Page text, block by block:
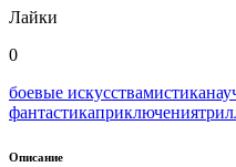
Лайки
0
боевые искусствамистика
фантастикаприключения
Описание